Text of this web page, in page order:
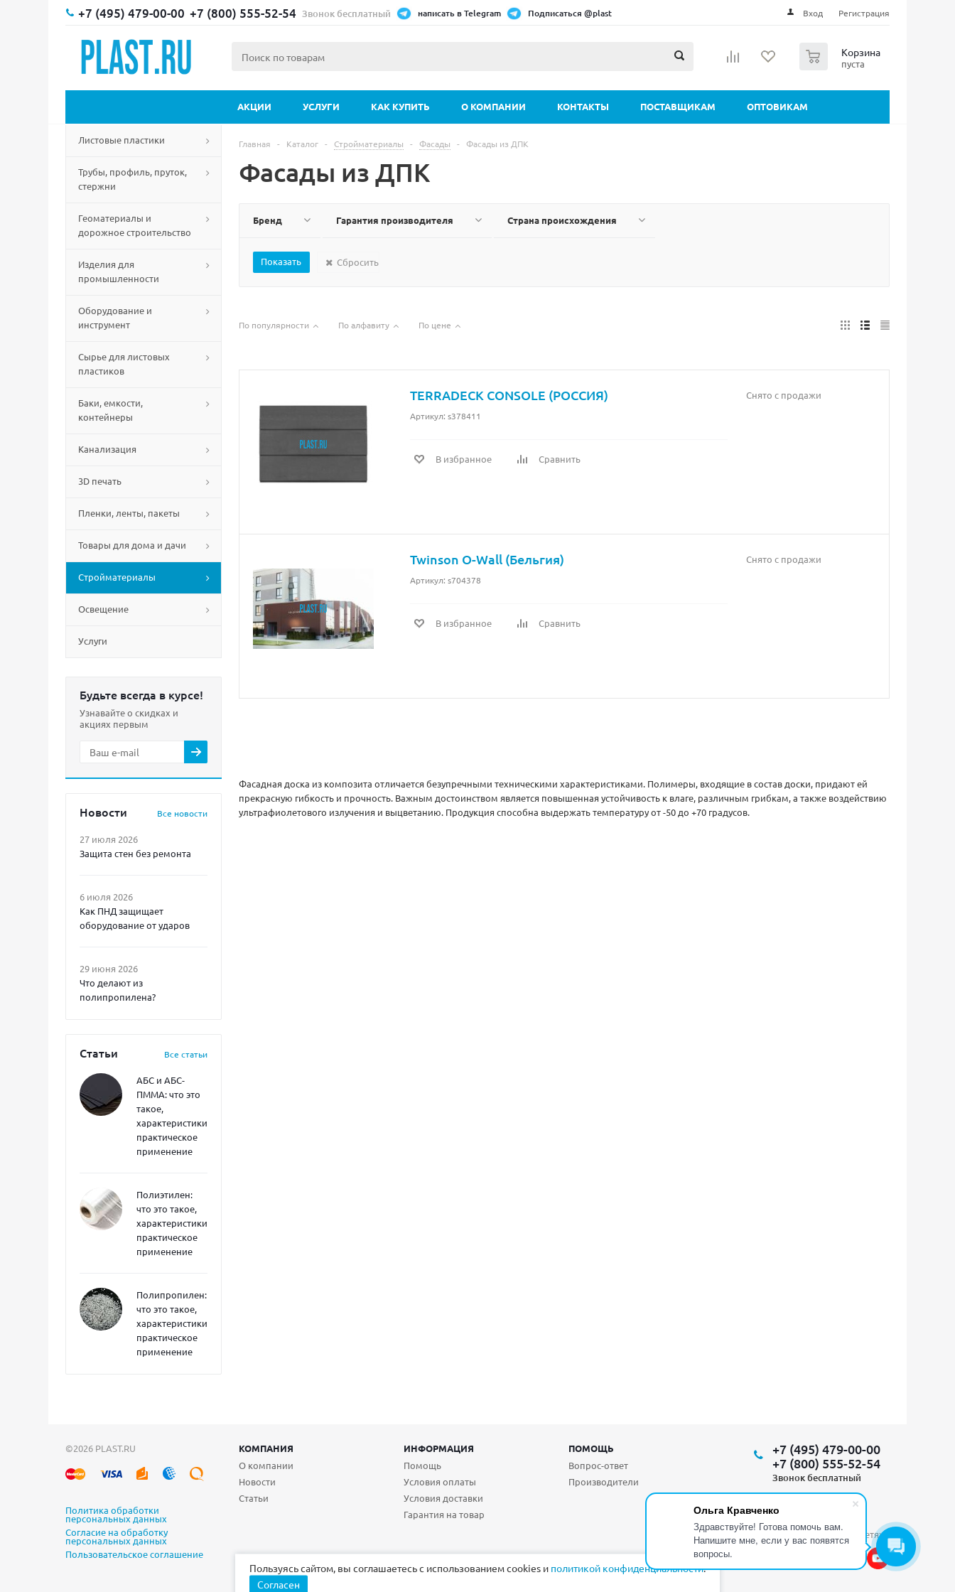
Ольга Кравченко
Здравствуйте! Готова помочь вам.
Напишите мне, если у вас появятся
вопросы.
+7 (495) 479-00-00 +7 (800) 555-52-54 Звонок бесплатный написать в Telegram Подписаться @plast Вход Регистрация
Корзина
пуста
АКЦИИ УСЛУГИ КАК КУПИТЬ О КОМПАНИИ КОНТАКТЫ ПОСТАВЩИКАМ ОПТОВИКАМ
Листовые пластики
Трубы, профиль, пруток,
стержни
Геоматериалы и
дорожное строительство
Изделия для
промышленности
Оборудование и
инструмент
Сырье для листовых
пластиков
Баки, емкости,
контейнеры
Канализация
3D печать
Пленки, ленты, пакеты
Товары для дома и дачи
Стройматериалы
Освещение
Услуги
Будьте всегда в курсе!
Узнавайте о скидках и
акциях первым
Новости Все новости
27 июля 2026
Защита стен без ремонта
6 июля 2026
Как ПНД защищает
оборудование от ударов
29 июня 2026
Что делают из
полипропилена?
Статьи Все статьи
АБС и АБС-
ПММА: что это
такое,
характеристики,
практическое
применение
Полиэтилен:
что это такое,
характеристики,
практическое
применение
Полипропилен:
что это такое,
характеристики,
практическое
применение
Главная - Каталог - Стройматериалы - Фасады - Фасады из ДПК
Фасады из ДПК
Бренд Гарантия производителя Страна происхождения
Сбросить
По популярности По алфавиту По цене
TERRADECK CONSOLE (РОССИЯ)
Артикул: s378411
В избранное Сравнить
Снято с продажи
Twinson O-Wall (Бельгия)
Артикул: s704378
В избранное Сравнить
Снято с продажи
Фасадная доска из композита отличается безупречными техническими характеристиками. Полимеры, входящие в состав доски, придают ей
прекрасную гибкость и прочность. Важным достоинством является повышенная устойчивость к влаге, различным грибкам, а также воздействию
ультрафиолетового излучения и выцветанию. Продукция способна выдержать температуру от -50 до +70 градусов.
©2026 PLAST.RU
Политика обработки
персональных данных
Согласие на обработку
персональных данных
Пользовательское соглашение
КОМПАНИЯ ИНФОРМАЦИЯ
ПОМОЩЬ
О компании
Новости
Статьи
Помощь
Условия оплаты
Условия доставки
Гарантия на товар
Вопрос-ответ
Производители
+7 (495) 479-00-00
+7 (800) 555-52-54
Звонок бесплатный
Мы в социальных сетях:
Пользуясь сайтом, вы соглашаетесь с использованием cookies и политикой конфиденциальности.
Согласен